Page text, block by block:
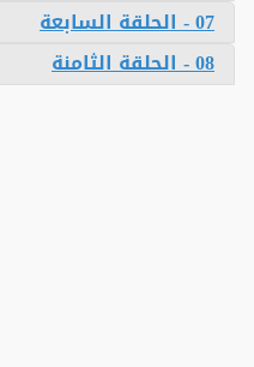
07 - الحلقة السابعة
08 - الحلقة الثامنة